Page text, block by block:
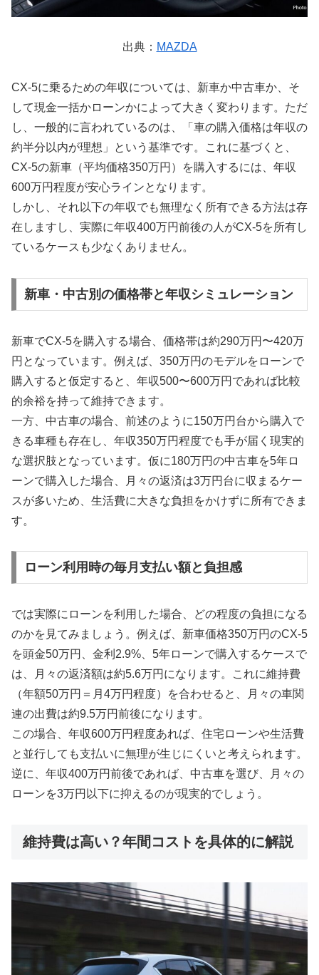
出典： MAZDA
CX-5に乗るための年収については、新車か中古車か、そ
して現金一括かローンかによって大きく変わります。ただ
し、一般的に言われているのは、「車の購入価格は年収の
約半分以内が理想」という基準です。これに基づくと、
CX-5の新車（平均価格350万円）を購入するには、年収
600万円程度が安心ラインとなります。
しかし、それ以下の年収でも無理なく所有できる方法は存
在しますし、実際に年収400万円前後の人がCX-5を所有し
ているケースも少なくありません。
新車・中古別の価格帯と年収シミュレーション
新車でCX-5を購入する場合、価格帯は約290万円〜420万
円となっています。例えば、350万円のモデルをローンで
購入すると仮定すると、年収500〜600万円であれば比較
的余裕を持って維持できます。
一方、中古車の場合、前述のように150万円台から購入で
きる車種も存在し、年収350万円程度でも手が届く現実的
な選択肢となっています。仮に180万円の中古車を5年ロ
ーンで購入した場合、月々の返済は3万円台に収まるケー
スが多いため、生活費に大きな負担をかけずに所有できま
す。
ローン利用時の毎月支払い額と負担感
では実際にローンを利用した場合、どの程度の負担になる
のかを見てみましょう。例えば、新車価格350万円のCX-5
を頭金50万円、金利2.9%、5年ローンで購入するケースで
は、月々の返済額は約5.6万円になります。これに維持費
（年額50万円＝月4万円程度）を合わせると、月々の車関
連の出費は約9.5万円前後になります。
この場合、年収600万円程度あれば、住宅ローンや生活費
と並行しても支払いに無理が生じにくいと考えられます。
逆に、年収400万円前後であれば、中古車を選び、月々の
ローンを3万円以下に抑えるのが現実的でしょう。
維持費は高い？年間コストを具体的に解説